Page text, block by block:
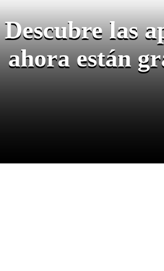
Descubre las
ahora están